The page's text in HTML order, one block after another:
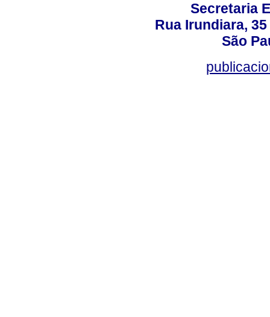
Secretaria
Rua Irundiara,
São